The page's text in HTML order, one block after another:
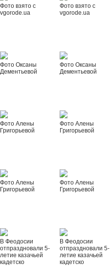
Фото взято с
vgorode.ua
Фото взято с
vgorode.ua
Фото Оксаны
Дементьевой
Фото Оксаны
Дементьевой
Фото Алены
Григорьевой
Фото Алены
Григорьевой
Фото Алены
Григорьевой
Фото Алены
Григорьевой
В Феодосии
отпраздновали 5-
летие казачьей
кадетско
В Феодосии
отпраздновали 5-
летие казачьей
кадетско